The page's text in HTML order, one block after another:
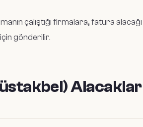
çalıştığı firmalara, fatura
gönderilir.
Alacaklar